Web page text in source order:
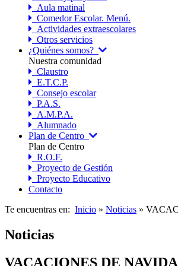
Aula matinal
Comedor Escolar. Menú.
Actividades extraescolares
Otros servicios
¿Quiénes somos?
Nuestra comunidad
Claustro
E.T.C.P.
Consejo escolar
P.A.S.
A.M.P.A.
Alumnado
Plan de Centro
Plan de Centro
R.O.F.
Proyecto de Gestión
Proyecto Educativo
Contacto
Te encuentras en: Inicio » Noticias »
Noticias
VACACIONES DE